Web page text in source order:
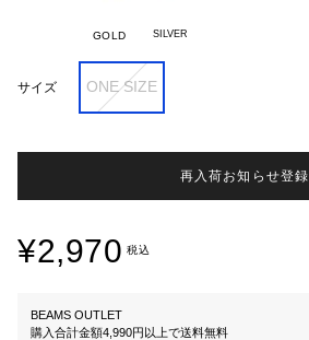
GOLD SILVER
サイズ ONE SIZE
再入荷お知らせ登録
¥2,970 税込
BEAMS OUTLET
購入合計金額4,990円以上で送料無料